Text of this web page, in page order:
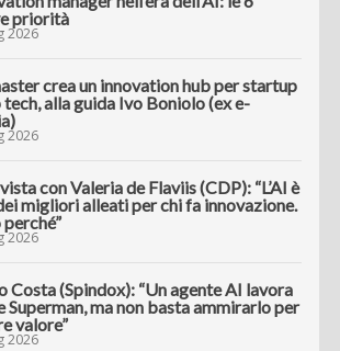
priorità
2026
crea un innovation hub per startup
tech, alla guida Ivo Boniolo (ex e-
2026
con Valeria de Flaviis (CDP): “L’AI è
migliori alleati per chi fa innovazione.
perché”
2026
Costa (Spindox): “Un agente AI lavora
Superman, ma non basta ammirarlo per
valore”
2026